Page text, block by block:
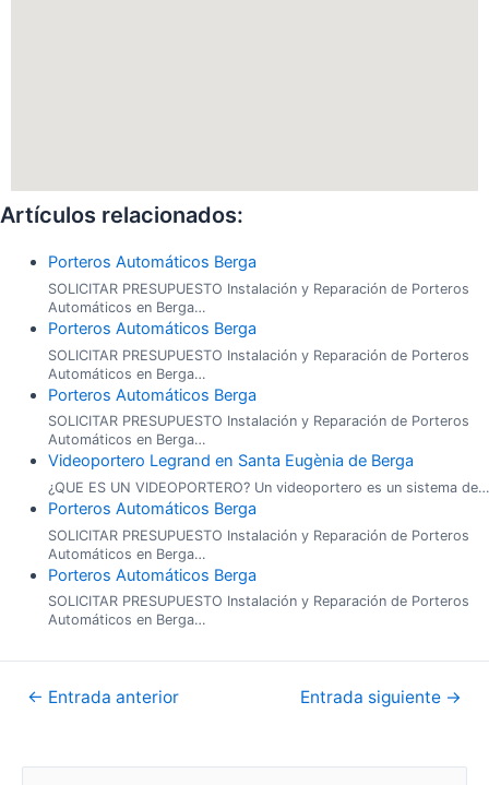
Artículos relacionados:
Porteros Automáticos Berga
SOLICITAR PRESUPUESTO Instalación y Reparación de Porteros
Automáticos en Berga…
Porteros Automáticos Berga
SOLICITAR PRESUPUESTO Instalación y Reparación de Porteros
Automáticos en Berga…
Porteros Automáticos Berga
SOLICITAR PRESUPUESTO Instalación y Reparación de Porteros
Automáticos en Berga…
Videoportero Legrand en Santa Eugènia de Berga
¿QUE ES UN VIDEOPORTERO? Un videoportero es un sistema de…
Porteros Automáticos Berga
SOLICITAR PRESUPUESTO Instalación y Reparación de Porteros
Automáticos en Berga…
Porteros Automáticos Berga
SOLICITAR PRESUPUESTO Instalación y Reparación de Porteros
Automáticos en Berga…
← Entrada anterior Entrada siguiente →